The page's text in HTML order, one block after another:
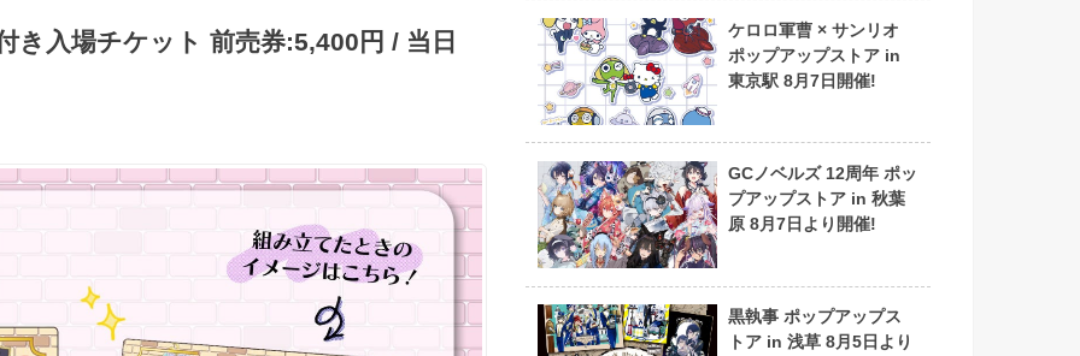
き入場チケット 前売券:5,400円 / 当日
ケロロ軍曹 × サンリオ
ポップアップストア in
東京駅 8月7日開催!
GCノベルズ 12周年 ポッ
プアップストア in 秋葉
原 8月7日より開催!
黒執事 ポップアップス
トア in 浅草 8月5日より